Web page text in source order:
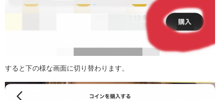
すると下の様な画面に切り替わります。